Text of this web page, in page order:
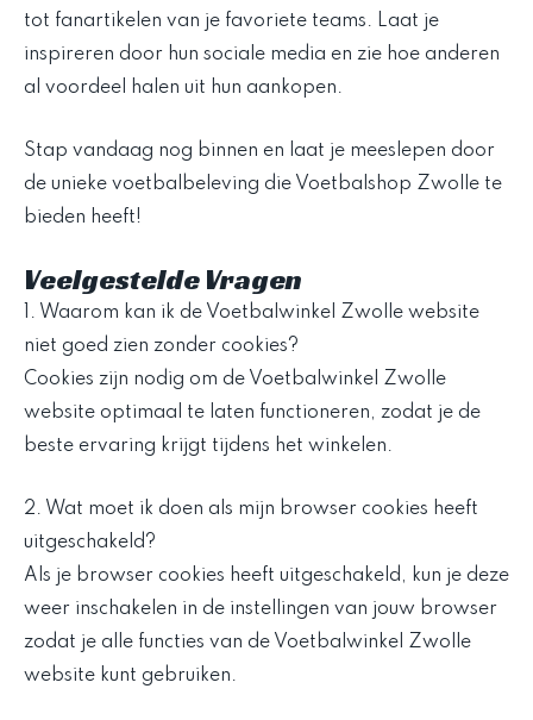
tot fanartikelen van je favoriete teams. Laat je
inspireren door hun sociale media en zie hoe anderen
al voordeel halen uit hun aankopen.
Stap vandaag nog binnen en laat je meeslepen door
de unieke voetbalbeleving die Voetbalshop Zwolle te
bieden heeft!
Veelgestelde Vragen
1. Waarom kan ik de Voetbalwinkel Zwolle website
niet goed zien zonder cookies?
Cookies zijn nodig om de Voetbalwinkel Zwolle
website optimaal te laten functioneren, zodat je de
beste ervaring krijgt tijdens het winkelen.
2. Wat moet ik doen als mijn browser cookies heeft
uitgeschakeld?
Als je browser cookies heeft uitgeschakeld, kun je deze
weer inschakelen in de instellingen van jouw browser
zodat je alle functies van de Voetbalwinkel Zwolle
website kunt gebruiken.